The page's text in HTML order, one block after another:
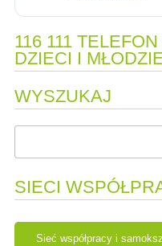
116 111
DZIECI I
WYSZUKAJ
SIECI
Sieć współpracy i